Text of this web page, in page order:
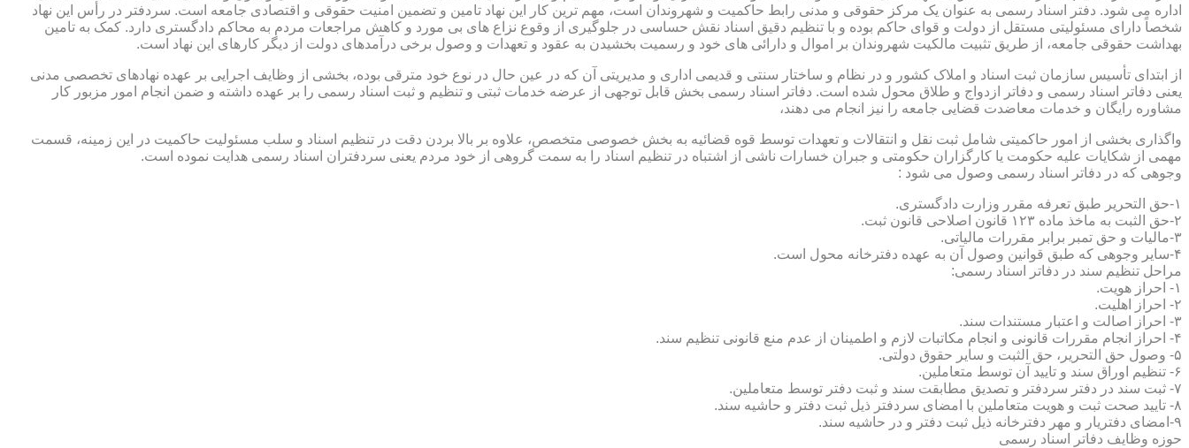
اداره می شود. دفتر اسناد رسمی به عنوان یک مرکز حقوقی و مدنی رابط حاکمیت و شهروندان است، مهم ترین کار این نهاد تامین و تضمین امنیت حقوقی و اقتصادی جامعه است. سردفتر در رأس این نهاد
شخصاً دارای مسئولیتی مستقل از دولت و قوای حاکم بوده و با تنظیم دقیق اسناد نقش حساسی در جلوگیری از وقوع نزاع های بی مورد و کاهش مراجعات مردم به محاکم دادگستری دارد. کمک به تامین
بهداشت حقوقی جامعه، از طریق تثبیت مالکیت شهروندان بر اموال و دارائی های خود و رسمیت بخشیدن به عقود و تعهدات و وصول برخی درآمدهای دولت از دیگر کارهای این نهاد است.
از ابتدای تأسیس سازمان ثبت اسناد و املاک کشور و در نظام و ساختار سنتی و قدیمی اداری و مدیریتی آن که در عین حال در نوع خود مترقی بوده، بخشی از وظایف اجرایی بر عهده نهادهای تخصصی مدنی
یعنی دفاتر اسناد رسمی و دفاتر ازدواج و طلاق محول شده است. دفاتر اسناد رسمی بخش قابل توجهی از عرضه خدمات ثبتی و تنظیم و ثبت اسناد رسمی را بر عهده داشته و ضمن انجام امور مزبور کار
مشاوره رایگان و خدمات معاضدت قضایی جامعه را نیز انجام می دهند،
واگذاری بخشی از امور حاکمیتی شامل ثبت نقل و انتقالات و تعهدات توسط قوه قضائیه به بخش خصوصی متخصص، علاوه بر بالا بردن دقت در تنظیم اسناد و سلب مسئولیت حاکمیت در این زمینه، قسمت
مهمی از شکایات علیه حکومت یا کارگزاران حکومتی و جبران خسارات ناشی از اشتباه در تنظیم اسناد را به سمت گروهی از خود مردم یعنی سردفتران اسناد رسمی هدایت نموده است.
وجوهی که در دفاتر اسناد رسمی وصول می شود :
۱-حق التحریر طبق تعرفه مقرر وزارت دادگستری.
۲-حق الثبت به ماخذ ماده ۱۲۳ قانون اصلاحی قانون ثبت.
۳-مالیات و حق تمبر برابر مقررات مالیاتی.
۴-سایر وجوهی که طبق قوانین وصول آن به عهده دفترخانه محول است.
مراحل تنظیم سند در دفاتر اسناد رسمی:
۱- احراز هویت.
۲- احراز اهلیت.
۳- احراز اصالت و اعتبار مستندات سند.
۴- احراز انجام مقررات قانونی و انجام مکاتبات لازم و اطمینان از عدم منع قانونی تنظیم سند.
۵- وصول حق التحریر، حق الثبت و سایر حقوق دولتی.
۶- تنظیم اوراق سند و تایید آن توسط متعاملین.
۷- ثبت سند در دفتر سردفتر و تصدیق مطابقت سند و ثبت دفتر توسط متعاملین.
۸- تایید صحت ثبت و هویت متعاملین با امضای سردفتر ذیل ثبت دفتر و حاشیه سند.
۹-امضای دفتریار و مهر دفترخانه ذیل ثبت دفتر و در حاشیه سند.
حوزه وظایف دفاتر اسناد رسمی